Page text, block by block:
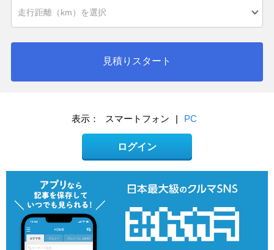
見積りスタート
表示： スマートフォン | PC
ログイン